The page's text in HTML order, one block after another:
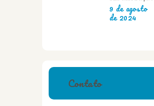
9 de agosto
de 2024
Contato